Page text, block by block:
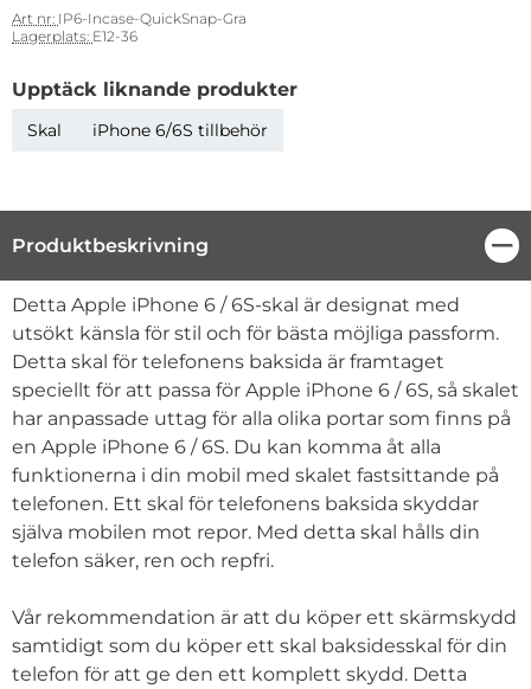
Art nr: IP6-Incase-QuickSnap-Gra
Lagerplats: E12-36
Upptäck liknande produkter
Skal iPhone 6/6S tillbehör
Produktbeskrivning
Produktbeskrivning
Detta Apple iPhone 6 / 6S-skal är designat med
utsökt känsla för stil och för bästa möjliga passform.
Detta skal för telefonens baksida är framtaget
speciellt för att passa för Apple iPhone 6 / 6S, så skalet
har anpassade uttag för alla olika portar som finns på
en Apple iPhone 6 / 6S. Du kan komma åt alla
funktionerna i din mobil med skalet fastsittande på
telefonen. Ett skal för telefonens baksida skyddar
själva mobilen mot repor. Med detta skal hålls din
telefon säker, ren och repfri.
Vår rekommendation är att du köper ett skärmskydd
samtidigt som du köper ett skal baksidesskal för din
telefon för att ge den ett komplett skydd. Detta